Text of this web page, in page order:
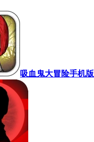
吸血鬼大冒险手机版